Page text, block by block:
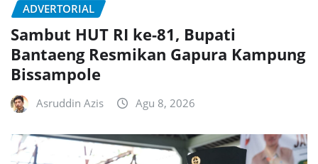
ADVERTORIAL
Sambut HUT RI ke-81, Bupati
Bantaeng Resmikan Gapura Kampung
Bissampole
Asruddin Azis Agu 8, 2026